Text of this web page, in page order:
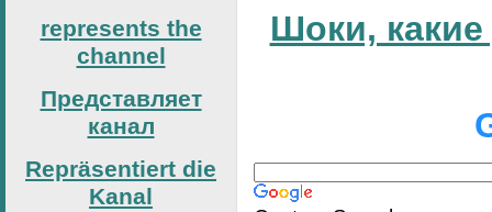
represents the
channel
Представляет
канал
Repräsentiert die
Kanal
Шоки, какие